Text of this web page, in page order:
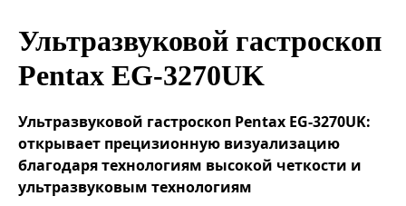
Ультразвуковой гастроскоп
Pentax EG-3270UK
Ультразвуковой гастроскоп Pentax EG-3270UK:
открывает прецизионную визуализацию
благодаря технологиям высокой четкости и
ультразвуковым технологиям